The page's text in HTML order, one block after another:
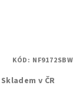
Skladem v ČR
KÓD: NF9172SBW